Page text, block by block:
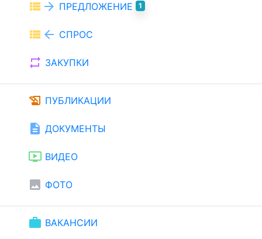
view_list arrow_forward ПРЕДЛОЖЕНИЕ 1
view_list arrow_back СПРОС
repeat ЗАКУПКИ
history_edu ПУБЛИКАЦИИ
description ДОКУМЕНТЫ
ondemand_video ВИДЕО
image ФОТО
work ВАКАНСИИ